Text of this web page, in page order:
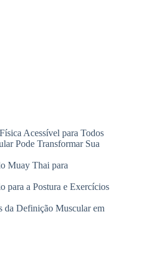
Acessível para Todos
Pode Transformar Sua
Muay Thai para
para a Postura e Exercícios
da Definição Muscular em